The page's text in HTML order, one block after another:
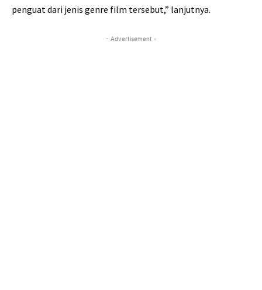
penguat dari jenis genre film tersebut,” lanjutnya.
- Advertisement -